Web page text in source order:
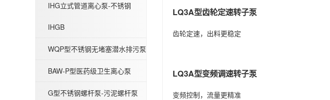
IHG立式管道离心泵-不锈钢
IHGB
WQP型不锈钢无堵塞潜水排污泵
BAW-P型医药级卫生离心泵
G型不锈钢螺杆泵-污泥螺杆泵
LQ3A型齿轮定速转子泵
齿轮定速，出料更稳定
LQ3A型变频调速转子泵
变频控制，流量更精准